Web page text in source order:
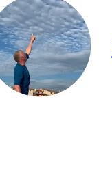
Zum
Inhalt
springen